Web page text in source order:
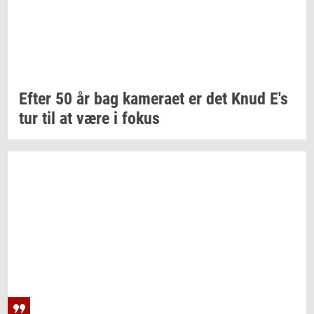
Efter 50 år bag ka­me­ra­et er det Knud E's
tur til at være i fokus